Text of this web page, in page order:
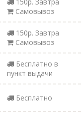
Самовывоз
150р. Завтра
Самовывоз
Бесплатно в
пункт выдачи
Бесплатно